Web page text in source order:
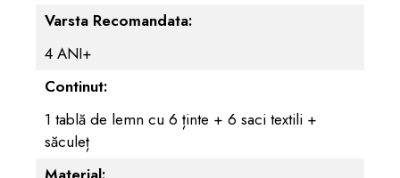
Varsta Recomandata:
4 ANI+
Continut:
1 tablă de lemn cu 6 ținte + 6 saci textili +
săculeț